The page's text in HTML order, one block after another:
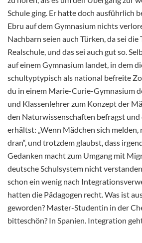
Schule ging. Er hatte doch ausführlich
Ebru auf dem Gymnasium nichts
Nachbarn seien auch Türken, da sei die
Realschule, und das sei auch gut so.
auf einem Gymnasium landet, in dem
schultyptypisch als national befreite
du in einem Marie-Curie-Gymnasium
und Klassenlehrer zum Konzept der
den Naturwissenschaften befragst
erhältst: „Wenn Mädchen sich melden,
dran“, und trotzdem glaubst, dass
Gedanken macht zum Umgang mit
deutsche Schulsystem nicht
schon ein wenig nach
hatten die Pädagogen recht. Was ist
geworden? Master-Studentin in der
bitteschön? In Spanien. Integration